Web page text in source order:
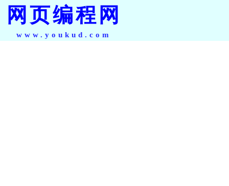
网页编程网
www.youkud.com